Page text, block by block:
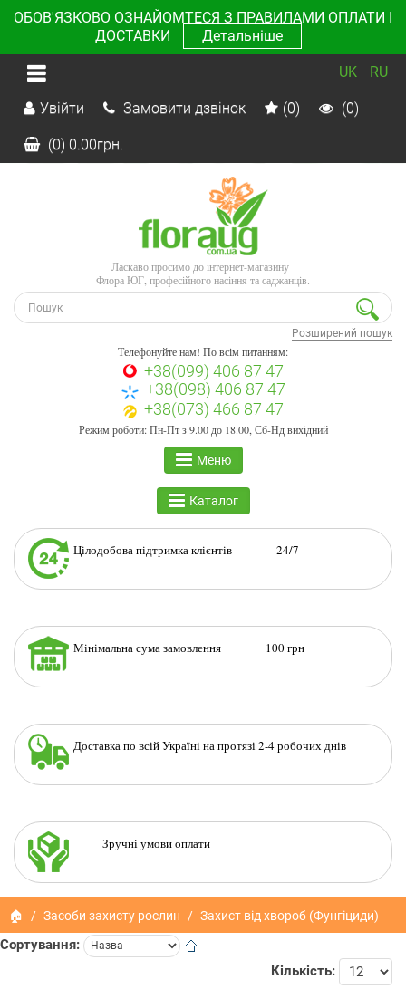
ОБОВ'ЯЗКОВО ОЗНАЙОМТЕСЯ З ПРАВИЛАМИ ОПЛАТИ І
ДОСТАВКИ
Детальніше
UK RU
Увійти Замовити дзвінок (0) (0)
(0) 0.00грн.
Ласкаво просимо до інтернет-магазину
Флора ЮГ, професійного насіння та саджанців.
Розширений пошук
Телефонуйте нам! По всім питанням:
+38(099) 406 87 47
+38(098) 406 87 47
+38(073) 466 87 47
Режим роботи: Пн-Пт з 9.00 до 18.00, Сб-Нд вихідний
Меню
Каталог
Цілодобова підтримка клієнтів 24/7
Мінімальна сума замовлення 100 грн
Доставка по всій Україні на протязі 2-4 робочих днів
Зручні умови оплати
🏠 Засоби захисту рослин Захист від хвороб (Фунгіциди)
Сортування:
Кількість: